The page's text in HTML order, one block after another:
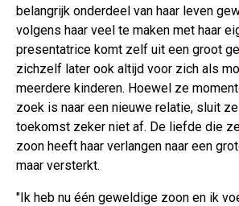
belangrijk onderdeel van haar leven
volgens haar veel te maken met haar
presentatrice komt zelf uit een groot
zichzelf later ook altijd voor zich als
meerdere kinderen. Hoewel ze
zoek is naar een nieuwe relatie, sluit
toekomst zeker niet af. De liefde die
zoon heeft haar verlangen naar een
maar versterkt.
"Ik heb nu één geweldige zoon en ik